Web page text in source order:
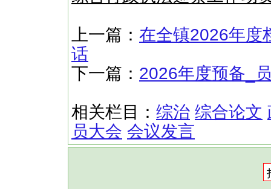
上一篇： 在全镇2026年度
话
下一篇： 2026年度预备_
相关栏目： 综治 综合论文
员大会 会议发言